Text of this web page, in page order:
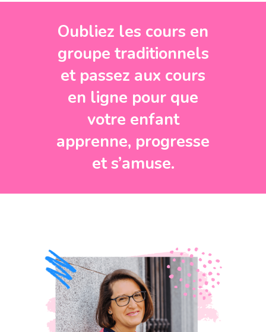
Oubliez les cours en
groupe traditionnels
et passez aux cours
en ligne pour que
votre enfant
apprenne, progresse
et s’amuse.